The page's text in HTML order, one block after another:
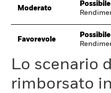
Moderato
Favorevole
Lo scenario
rimborsato